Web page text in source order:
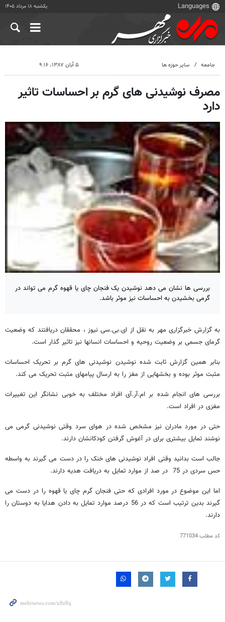
یکشنبه ۱۸ مرداد ۱۴۰۵
جامعه سایر حوزه ها ۵ آبان ۱۳۸۷، ۹:۱۶
مصرف نوشیدنی های گرم بر احساسات تاثیر
دارد
بررسی ها نشان می دهد نوشیدن یک فنجان چای یا قهوه گرم می تواند در
گرمی بخشیدن به احساسات نیز موثر باشد.
به گزارش خبرگزاری مهر به نقل از ای.بی.سی نیوز ، محققان دریافتند که وضعیت
گرمای جسمی بر وضعیت روحیه و احساسات انسانها نیز تاثیر گذار است.
بنابر همین گزارش ثابت شده نوشیدن نوشیدنی های گرم بر تحریک احساسات
مثبت موثر بوده و بخشهایی از مغز را به ارسال پیامهای مثبت تحریک می کند.
بررسی های انجام شده بر ام.آر.آی افراد مختلف به خوبی نشانگر این تغییرات
مغزی در افراد است.
حتی در مورد مادران نیز مشخص شده در هوای سرد وقتی نوشیدنی گرمی می
نوشند تمایل بیشتری برای در آغوش گرفتن کودکانشان دارند.
جالب است بدانید وقتی افراد نوشیدنی های خنک را در دست می گیرند به واسطه
حس سردی در 75 در صد از موارد تمایل به دریافت هدیه دارند.
اما این موضوع در مورد افرادی که حتی فنجان گرم چای یا قهوه را در دست می
گیرند بدین ترتیب است که در 56 درصد موارد تمایل به دادن هدایا به دوستان را
دارند.
کد مطلب771034